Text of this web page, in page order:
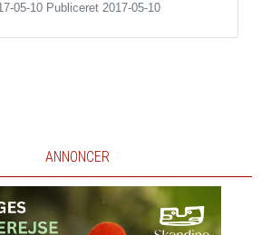
05-10 Publiceret 2017-05-10
ANNONCER